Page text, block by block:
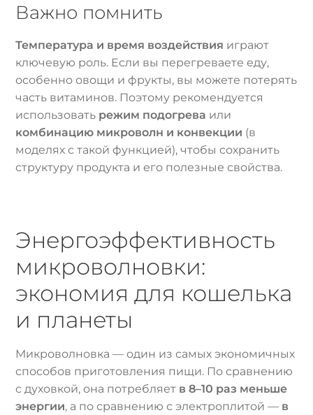
Важно помнить
Температура и время воздействия играют
ключевую роль. Если вы перегреваете еду,
особенно овощи и фрукты, вы можете потерять
часть витаминов. Поэтому рекомендуется
использовать режим подогрева или
комбинацию микроволн и конвекции (в
моделях с такой функцией), чтобы сохранить
структуру продукта и его полезные свойства.
Энергоэффективность
микроволновки:
экономия для кошелька
и планеты
Микроволновка — один из самых экономичных
способов приготовления пищи. По сравнению
с духовкой, она потребляет в 8–10 раз меньше
энергии, а по сравнению с электроплитой — в